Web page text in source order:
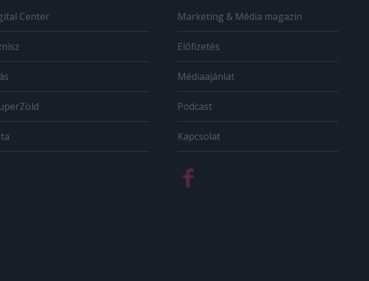
Center Marketing & Média magazin
Előfizetés
Médiaajánlat
Podcast
Kapcsolat